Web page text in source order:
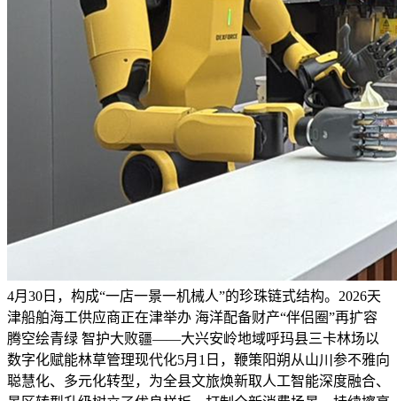
4月30日，构成“一店一景一机械人”的珍珠链式结构。2026天
津船舶海工供应商正在津举办 海洋配备财产“伴侣圈”再扩容
腾空绘青绿 智护大败疆——大兴安岭地域呼玛县三卡林场以
数字化赋能林草管理现代化5月1日，鞭策阳朔从山川参不雅向
聪慧化、多元化转型，为全县文旅焕新取人工智能深度融合、